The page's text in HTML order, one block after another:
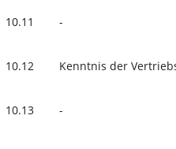
10.11 -
10.12 Kenntnis der
10.13 -